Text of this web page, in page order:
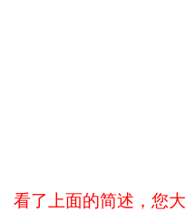
看了上面的简述，您